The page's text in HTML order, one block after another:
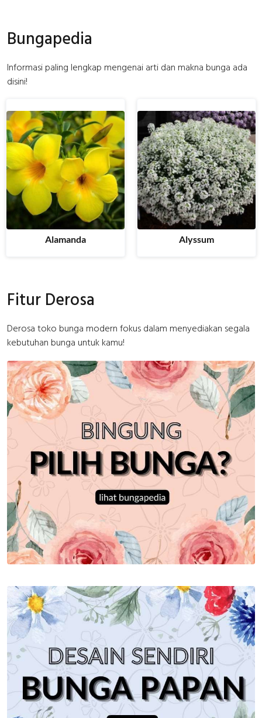
Bungapedia
Informasi paling lengkap mengenai arti dan makna bunga ada
disini!
Alamanda Alyssum
Fitur Derosa
Derosa toko bunga modern fokus dalam menyediakan segala
kebutuhan bunga untuk kamu!